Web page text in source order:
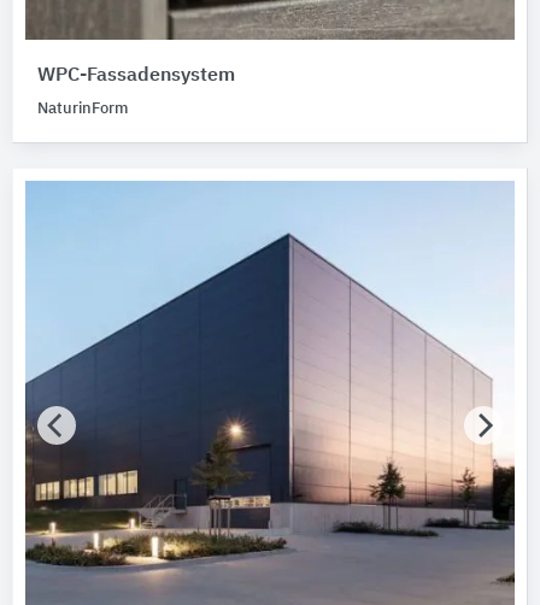
WPC-Fassadensystem
NaturinForm